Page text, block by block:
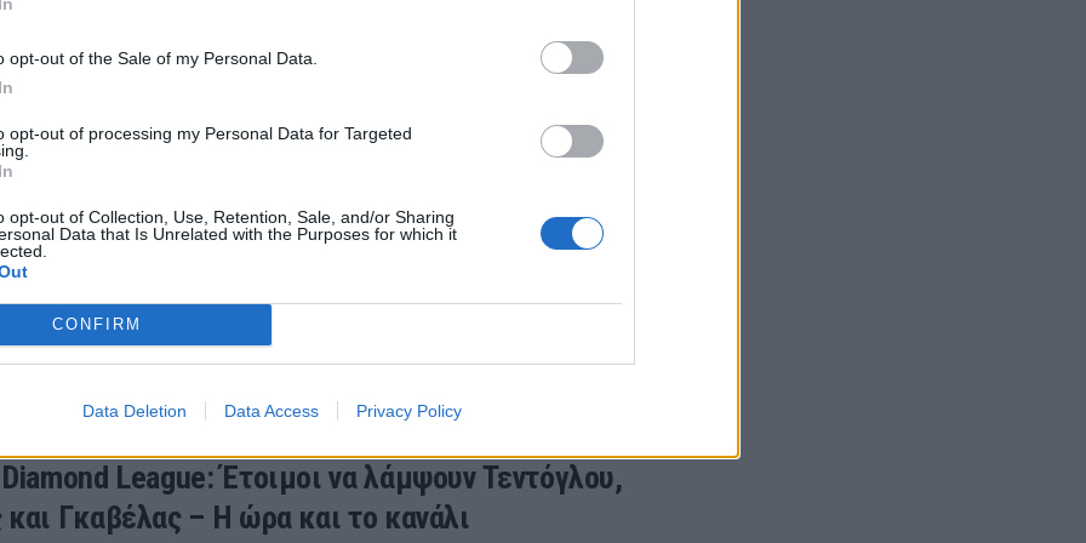
opt-out of the Sale of my Personal Data.
opt-out of processing my Personal Data for Targeted
opt-out of Collection, Use, Retention, Sale, and/or Sharing
Data that Is Unrelated with the Purposes for which it
CONFIRM
Data Deletion Data Access Privacy Policy
κοντώ κατέκτησε ο Έλληνας Ολυμπιονίκης.
2024 22:28
το διαμάντι
Την 3η θέση στον τελικό του Diamond league στις
κατέλαβε ο «χρυσός» Ολυμπιονίκης του Παρισιού.
2024 21:50
League: Έτοιμοι να λάμψουν Τεντόγλου,
και Γκαβέλας – Η ώρα και το κανάλι